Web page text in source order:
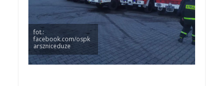
fot.:
facebook.com/ospk
arszniceduze